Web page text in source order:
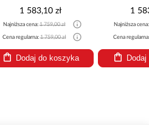
1 583,10 zł
Najniższa cena:1 759,00 zł
Cena regularna:1 759,00 zł
Dodaj do koszyka
1
Najniższa
Cena